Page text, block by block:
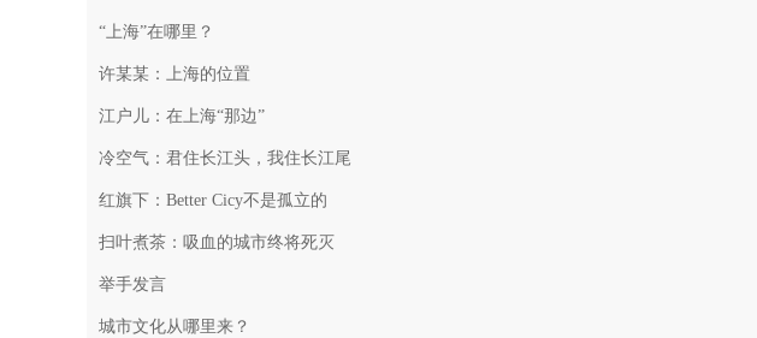
“上海”在哪里？
许某某：上海的位置
江户儿：在上海“那边”
冷空气：君住长江头，我住长江尾
红旗下：Better Cicy不是孤立的
扫叶煮茶：吸血的城市终将死灭
举手发言
城市文化从哪里来？